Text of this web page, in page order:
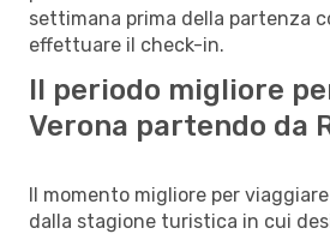
settimana prima della partenza
effettuare il check-in.
Il periodo migliore
Verona partendo da
Il momento migliore per
dalla stagione turistica in cui